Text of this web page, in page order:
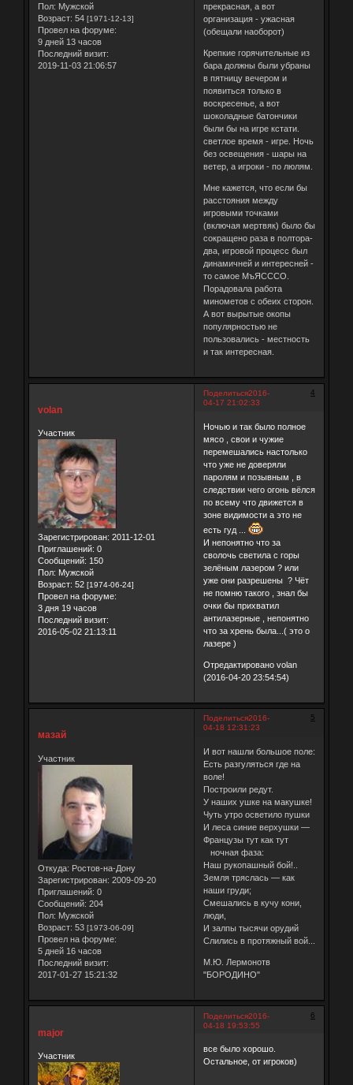
Пол: Мужской
Возраст: 54 [1971-12-13]
Провел на форуме:
9 дней 13 часов
Последний визит:
2019-11-03 21:06:57
прекрасная, а вот
организация - ужасная
(обещали наоборот)
Крепкие горячительные из
бара должны были убраны
в пятницу вечером и
появиться только в
воскресенье, а вот
шоколадные батончики
были бы на игре кстати.
светлое время - игре. Ночь
без освещения - шары на
ветер, а игроки - по люлям.
Мне кажется, что если бы
расстояния между
игровыми точками
(включая мертвяк) было бы
сокращено раза в полтора-
два, игровой процесс был
динамичней и интересней -
то самое МъЯСССО.
Порадовала работа
минометов с обеих сторон.
А вот вырытые окопы
популярностью не
пользовались - местность
и так интересная.
Поделиться 4
2016-
04-17 21:02:33
volan
Участник
Зарегистрирован: 2011-12-01
Приглашений: 0
Сообщений: 150
Пол: Мужской
Возраст: 52 [1974-06-24]
Провел на форуме:
3 дня 19 часов
Последний визит:
2016-05-02 21:13:11
Ночью и так было полное
мясо , свои и чужие
перемешались настолько
что уже не доверяли
паролям и позывным , в
следствии чего огонь вёлся
по всему что движется в
зоне видимости а это не
есть гуд ...
И непонятно что за
сволочь светила с горы
зелёным лазером ? или
уже они разрешены ? Чёт
не помню такого , знал бы
очки бы прихватил
антилазерные , непонятно
что за хрень была...( это о
лазере )
Отредактировано volan
(2016-04-20 23:54:54)
Поделиться 5
2016-
04-18 12:31:23
мазай
Участник
Откуда: Ростов-на-Дону
Зарегистрирован: 2009-09-20
Приглашений: 0
Сообщений: 204
Пол: Мужской
Возраст: 53 [1973-06-09]
Провел на форуме:
5 дней 16 часов
Последний визит:
2017-01-27 15:21:32
И вот нашли большое поле:
Есть разгуляться где на
воле!
Построили редут.
У наших ушке на макушке!
Чуть утро осветило пушки
И леса синие верхушки —
Французы тут как тут
ночная фаза:
Наш рукопашный бой!..
Земля тряслась — как
наши груди;
Смешались в кучу кони,
люди,
И залпы тысячи орудий
Слились в протяжный вой...
М.Ю. Лермонотв
"БОРОДИНО"
Поделиться 6
2016-
04-18 19:53:55
major
Участник
все было хорошо.
Остальное, от игроков)